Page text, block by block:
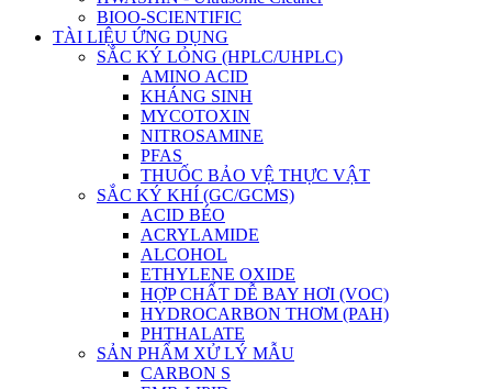
BIOO-SCIENTIFIC
TÀI LIỆU ỨNG DỤNG
SẮC KÝ LỎNG (HPLC/UHPLC)
AMINO ACID
KHÁNG SINH
MYCOTOXIN
NITROSAMINE
PFAS
THUỐC BẢO VỆ THỰC VẬT
SẮC KÝ KHÍ (GC/GCMS)
ACID BÉO
ACRYLAMIDE
ALCOHOL
ETHYLENE OXIDE
HỢP CHẤT DỄ BAY HƠI (VOC)
HYDROCARBON THƠM (PAH)
PHTHALATE
SẢN PHẨM XỬ LÝ MẪU
CARBON S